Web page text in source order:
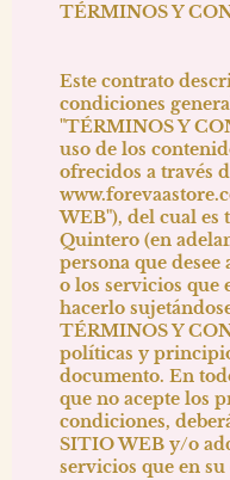
TÉRMINOS Y
Este contrato
condiciones
"TÉRMINOS Y
uso de los
ofrecidos a través
WEB"), del cual es
Quintero (en
persona que
o los servicios que
hacerlo
TÉRMINOS Y
políticas y
documento. En
que no acepte los
condiciones,
SITIO WEB y/o
servicios que en su